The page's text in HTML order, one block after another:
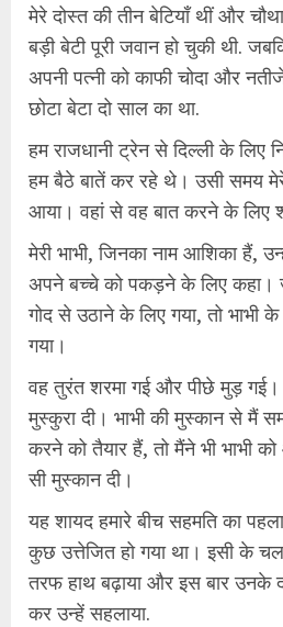
मेरे दोस्त की तीन बेटियाँ थीं और
बड़ी बेटी पूरी जवान हो चुकी थी.
अपनी पत्नी को काफी चोदा और
छोटा बेटा दो साल का था.
हम राजधानी ट्रेन से दिल्ली के लिए
हम बैठे बातें कर रहे थे। उसी समय
आया। वहां से वह बात करने के लिए
मेरी भाभी, जिनका नाम आशिका हैं,
अपने बच्चे को पकड़ने के लिए कहा।
गोद से उठाने के लिए गया, तो भाभी
गया।
वह तुरंत शरमा गई और पीछे मुड़ गई।
मुस्कुरा दी। भाभी की मुस्कान से मैं
करने को तैयार हैं, तो मैंने भी भाभी
सी मुस्कान दी।
यह शायद हमारे बीच सहमति का
कुछ उत्तेजित हो गया था। इसी के
तरफ हाथ बढ़ाया और इस बार उनके
कर उन्हें सहलाया.